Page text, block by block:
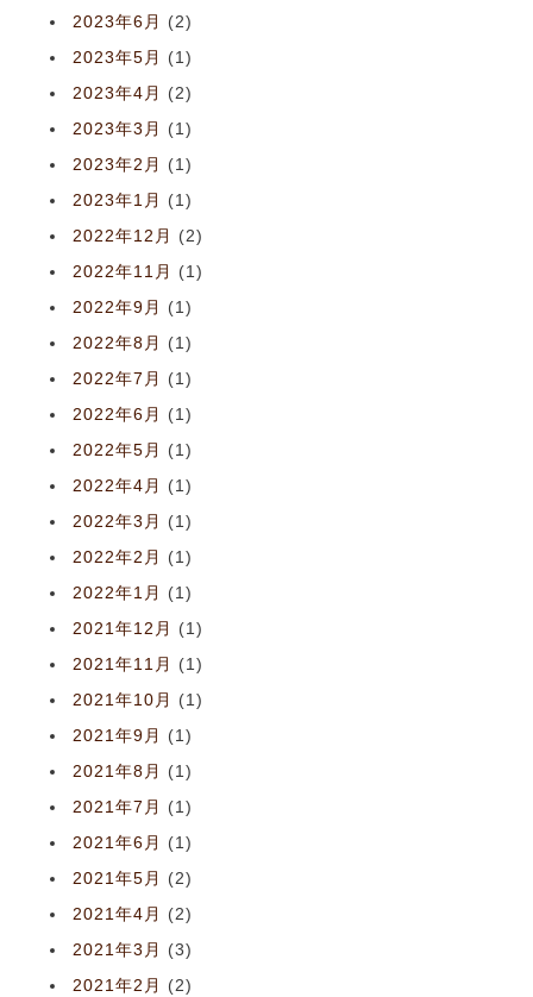
2023年6月
(2)
2023年5月
(1)
2023年4月
(2)
2023年3月
(1)
2023年2月
(1)
2023年1月
(1)
2022年12月
(2)
2022年11月
(1)
2022年9月
(1)
2022年8月
(1)
2022年7月
(1)
2022年6月
(1)
2022年5月
(1)
2022年4月
(1)
2022年3月
(1)
2022年2月
(1)
2022年1月
(1)
2021年12月
(1)
2021年11月
(1)
2021年10月
(1)
2021年9月
(1)
2021年8月
(1)
2021年7月
(1)
2021年6月
(1)
2021年5月
(2)
2021年4月
(2)
2021年3月
(3)
2021年2月
(2)